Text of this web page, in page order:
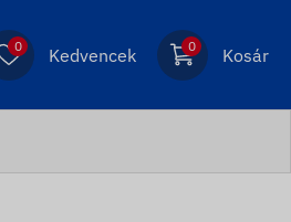
0 Kedvencek 0 Kosár